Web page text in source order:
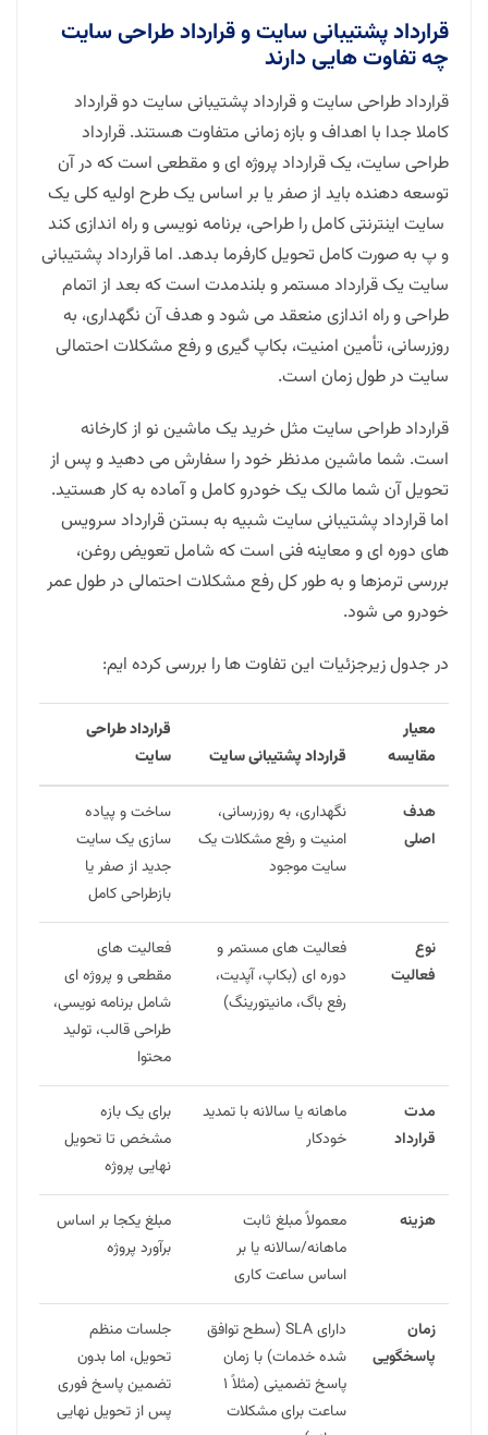
قرارداد پشتیبانی سایت و قرارداد طراحی سایت
چه تفاوت هایی دارند
قرارداد طراحی سایت و قرارداد پشتیبانی سایت دو قرارداد
کاملا جدا با اهداف و بازه زمانی متفاوت هستند. قرارداد
طراحی سایت، یک قرارداد پروژه ای و مقطعی است که در آن
توسعه دهنده باید از صفر یا بر اساس یک طرح اولیه کلی یک
سایت اینترنتی کامل را طراحی، برنامه نویسی و راه اندازی کند
و پ به صورت کامل تحویل کارفرما بدهد. اما قرارداد پشتیبانی
سایت یک قرارداد مستمر و بلندمدت است که بعد از اتمام
طراحی و راه اندازی منعقد می شود و هدف آن نگهداری، به
روزرسانی، تأمین امنیت، بکاپ گیری و رفع مشکلات احتمالی
سایت در طول زمان است.
قرارداد طراحی سایت مثل خرید یک ماشین نو از کارخانه
است. شما ماشین مدنظر خود را سفارش می دهید و پس از
تحویل آن شما مالک یک خودرو کامل و آماده به کار هستید.
اما قرارداد پشتیبانی سایت شبیه به بستن قرارداد سرویس
های دوره ای و معاینه فنی است که شامل تعویض روغن،
بررسی ترمزها و به طور کل رفع مشکلات احتمالی در طول عمر
خودرو می شود.
در جدول زیرجزئیات این تفاوت ها را بررسی کرده ایم:
معیار
مقایسه
قرارداد پشتیبانی سایت
قرارداد طراحی
سایت
هدف
اصلی
نگهداری، به روزرسانی،
امنیت و رفع مشکلات یک
سایت موجود
ساخت و پیاده
سازی یک سایت
جدید از صفر یا
بازطراحی کامل
نوع
فعالیت
فعالیت های مستمر و
دوره ای (بکاپ، آپدیت،
رفع باگ، مانیتورینگ)
فعالیت های
مقطعی و پروژه ای
شامل برنامه نویسی،
طراحی قالب، تولید
محتوا
مدت
قرارداد
ماهانه یا سالانه با تمدید
خودکار
برای یک بازه
مشخص تا تحویل
نهایی پروژه
هزینه
معمولاً مبلغ ثابت
ماهانه/سالانه یا بر
اساس ساعت کاری
مبلغ یکجا بر اساس
برآورد پروژه
زمان
پاسخگویی
دارای SLA (سطح توافق
شده خدمات) با زمان
پاسخ تضمینی (مثلاً ۱
ساعت برای مشکلات
جلسات منظم
تحویل، اما بدون
تضمین پاسخ فوری
پس از تحویل نهایی